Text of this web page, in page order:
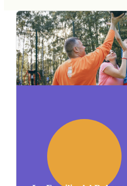
La Familia del